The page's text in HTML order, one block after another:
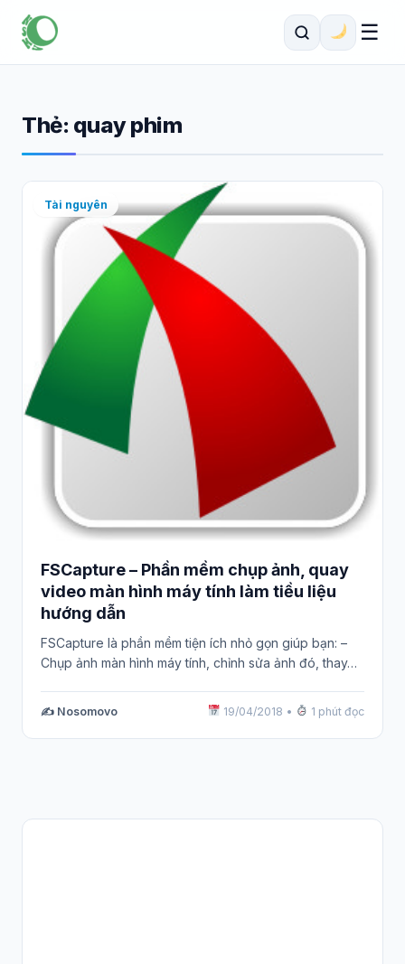
☰
Thẻ: quay phim
Tài nguyên
FSCapture – Phần mềm chụp ảnh, quay
video màn hình máy tính làm tiều liệu
hướng dẫn
FSCapture là phần mềm tiện ích nhỏ gọn giúp bạn: –
Chụp ảnh màn hình máy tính, chỉnh sửa ảnh đó, thay…
✍️ Nosomovo 19/04/2018 • 1 phút đọc